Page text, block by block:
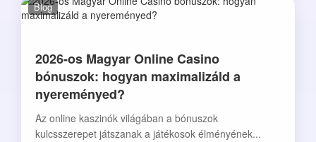
Blog
2026-os Magyar Online Casino
bónuszok: hogyan maximalizáld a
nyereményed?
Az online kaszinók világában a bónuszok
kulcsszerepet játszanak a játékosok élményének...